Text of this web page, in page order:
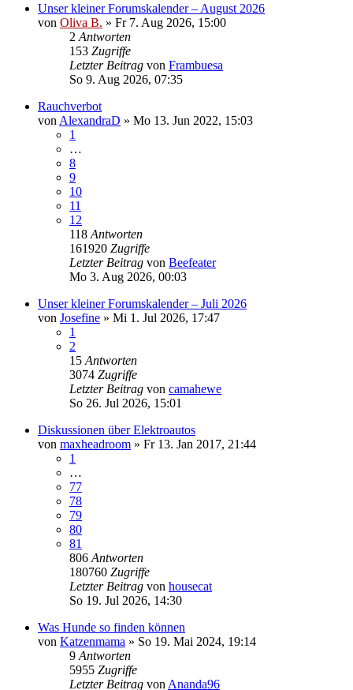
Unser kleiner Forumskalender – August 2026
von Oliva B. » Fr 7. Aug 2026, 15:00
2 Antworten
153 Zugriffe
Letzter Beitrag von Frambuesa
So 9. Aug 2026, 07:35
Rauchverbot
von AlexandraD » Mo 13. Jun 2022, 15:03
1
…
8
9
10
11
12
118 Antworten
161920 Zugriffe
Letzter Beitrag von Beefeater
Mo 3. Aug 2026, 00:03
Unser kleiner Forumskalender – Juli 2026
von Josefine » Mi 1. Jul 2026, 17:47
1
2
15 Antworten
3074 Zugriffe
Letzter Beitrag von camahewe
So 26. Jul 2026, 15:01
Diskussionen über Elektroautos
von maxheadroom » Fr 13. Jan 2017, 21:44
1
…
77
78
79
80
81
806 Antworten
180760 Zugriffe
Letzter Beitrag von housecat
So 19. Jul 2026, 14:30
Was Hunde so finden können
von Katzenmama » So 19. Mai 2024, 19:14
9 Antworten
5955 Zugriffe
Letzter Beitrag von Ananda96